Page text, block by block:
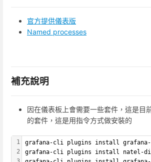
官方提供儀表版
Named processes
補充說明
因在儀表板上會需要一些套件，這是目
的套件，這是用指令方式做安裝的
1
2
grafana-cli plugins install grafana-
grafana-cli plugins install natel-